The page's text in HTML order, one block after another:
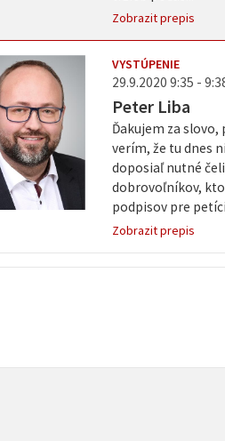
Zobrazit prepis
VYSTÚPENIE
29.9.2020 9:35 -
Peter Liba
Ďakujem za
verím, že tu dnes
doposiaľ nutné
dobrovoľníkov,
podpisov pre
Zobrazit prepis